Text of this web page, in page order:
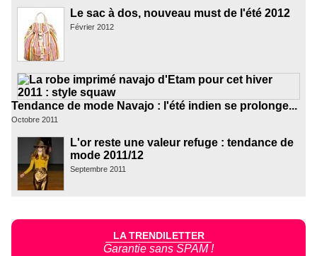
Le sac à dos, nouveau must de l'été 2012
Février 2012
Tendance de mode Navajo : l'été indien se prolonge...
Octobre 2011
L'or reste une valeur refuge : tendance de
mode 2011/12
Septembre 2011
LA TRENDILETTER
Garantie sans SPAM !